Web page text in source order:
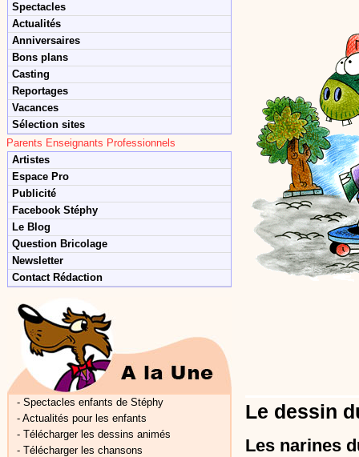
Spectacles
Actualités
Anniversaires
Bons plans
Casting
Reportages
Vacances
Sélection sites
Parents Enseignants Professionnels
Artistes
Espace Pro
Publicité
Facebook Stéphy
Le Blog
Question Bricolage
Newsletter
Contact Rédaction
- Spectacles enfants de Stéphy
- Actualités pour les enfants
- Télécharger les dessins animés
- Télécharger les chansons
Le dessin
Les narines